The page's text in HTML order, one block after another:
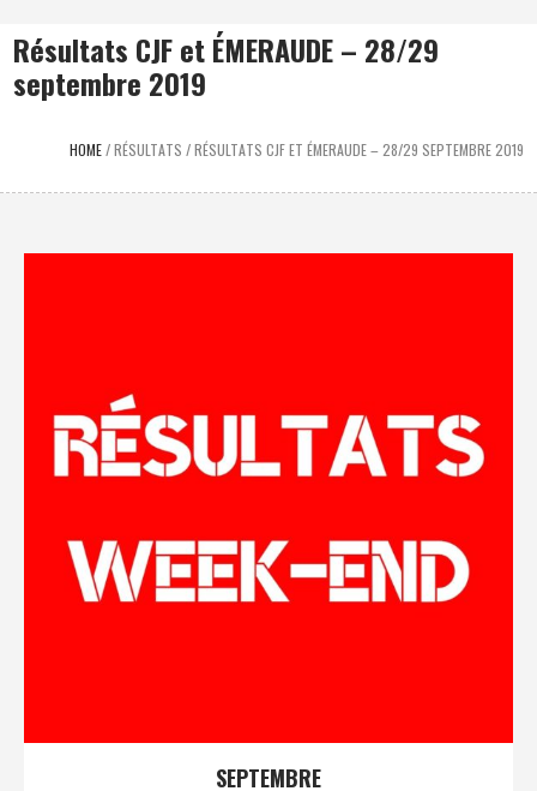
Résultats CJF et ÉMERAUDE – 28/29
septembre 2019
HOME/RÉSULTATS /RÉSULTATS CJF ET ÉMERAUDE – 28/29 SEPTEMBRE 2019
SEPTEMBRE